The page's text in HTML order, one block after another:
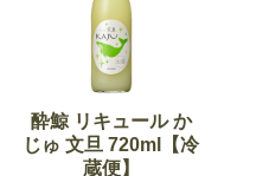
酔鯨 リキュール か
じゅ 文旦 720ml【冷
蔵便】